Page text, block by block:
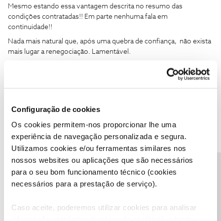
Configuração de cookies
Os cookies permitem-nos proporcionar lhe uma
experiência de navegação personalizada e segura.
Utilizamos cookies e/ou ferramentas similares nos
nossos websites ou aplicações que são necessários
para o seu bom funcionamento técnico (cookies
necessários para a prestação de serviço).
Caso aceite, poderemos utilizar cookies para analisar
Mesmo estando essa vantagem descrita no resumo das
condições contratadas!! Em parte nenhuma fala em
continuidade!!
Nada mais natural que, após uma quebra de confiança, não exista
mais lugar a renegociação. Lamentável.
João H. Forum|Forum|10 months ago
Boa tarde,
Agradecemos o seu testemunho ​@Chumbase lamentamos o
transotorno.
Todas as condições estão descritas no modelo resumo de
contrato que é enviado em adesão e renegociação.
Estamos sempre disponíveis para ajudar.